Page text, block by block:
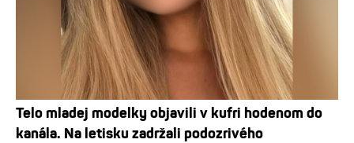
Telo mladej modelky objavili v kufri hodenom do
kanála. Na letisku zadržali podozrivého